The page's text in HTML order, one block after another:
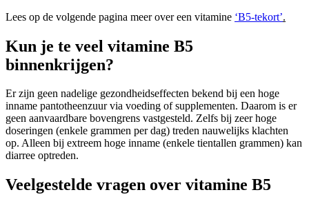
Lees op de volgende pagina meer over een vitamine ‘B5-tekort’.
Kun je te veel vitamine B5
binnenkrijgen?
Er zijn geen nadelige gezondheidseffecten bekend bij een hoge
inname pantotheenzuur via voeding of supplementen. Daarom is er
geen aanvaardbare bovengrens vastgesteld. Zelfs bij zeer hoge
doseringen (enkele grammen per dag) treden nauwelijks klachten
op. Alleen bij extreem hoge inname (enkele tientallen grammen) kan
diarree optreden.
Veelgestelde vragen over vitamine B5